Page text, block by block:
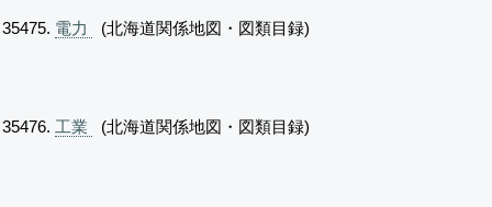
電力 (北海道関係地図・図類目録)
工業 (北海道関係地図・図類目録)